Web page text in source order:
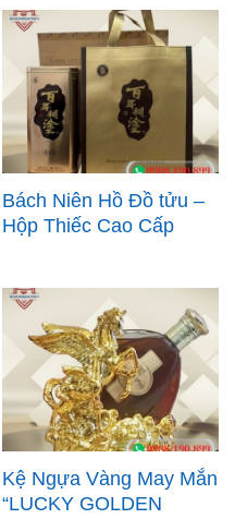
Bách Niên Hồ Đồ tửu –
Hộp Thiếc Cao Cấp
Kệ Ngựa Vàng May Mắn
“LUCKY GOLDEN